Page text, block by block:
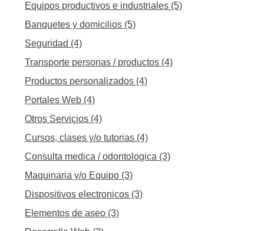
Equipos productivos e industriales (5)
Banquetes y domicilios (5)
Seguridad (4)
Transporte personas / productos (4)
Productos personalizados (4)
Portales Web (4)
Otros Servicios (4)
Cursos, clases y/o tutorias (4)
Consulta medica / odontologica (3)
Maquinaria y/o Equipo (3)
Dispositivos electronicos (3)
Elementos de aseo (3)